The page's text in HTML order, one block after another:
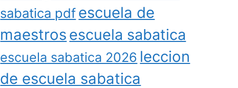
sabatica pdfescuela de
maestros escuela sabatica
escuela sabatica 2026 leccion
de escuela sabatica